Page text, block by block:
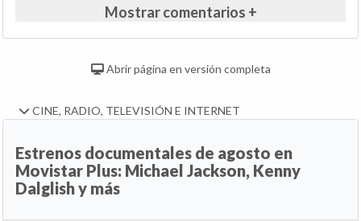
Mostrar comentarios +
Abrir página en versión completa
CINE, RADIO, TELEVISIÓN E INTERNET
Estrenos documentales de agosto en
Movistar Plus: Michael Jackson, Kenny
Dalglish y más